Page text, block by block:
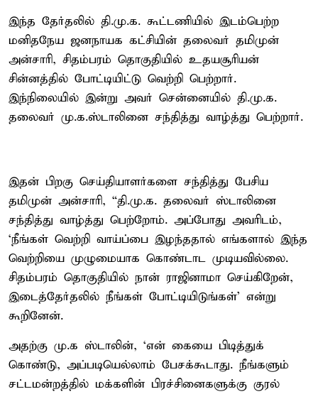
இந்த தேர்தலில் தி.மு.க. கூட்டணியில் இடம்பெற்ற
மனிதநேய ஜனநாயக கட்சியின் தலைவர் தமிமுன்
அன்சாரி, சிதம்பரம் தொகுதியில் உதயசூரியன்
சின்னத்தில் போட்டியிட்டு வெற்றி பெற்றார்.
இந்நிலையில் இன்று அவர் சென்னையில் தி.மு.க.
தலைவர் மு.க.ஸ்டாலினை சந்தித்து வாழ்த்து பெற்றார்.
இதன் பிறகு செய்தியாளர்களை சந்தித்து பேசிய
தமிமுன் அன்சாரி, “தி.மு.க. தலைவர் ஸ்டாலினை
சந்தித்து வாழ்த்து பெற்றோம். அப்போது அவரிடம்,
‘நீங்கள் வெற்றி வாய்ப்பை இழந்ததால் எங்களால் இந்த
வெற்றியை முழுமையாக கொண்டாட முடியவில்லை.
சிதம்பரம் தொகுதியில் நான் ராஜினாமா செய்கிறேன்,
இடைத்தேர்தலில் நீங்கள் போட்டியிடுங்கள்’ என்று
கூறினேன்.
அதற்கு மு.க ஸ்டாலின், ‘என் கையை பிடித்துக்
கொண்டு, அப்படியெல்லாம் பேசக்கூடாது. நீங்களும்
சட்டமன்றத்தில் மக்களின் பிரச்சினைகளுக்கு குரல்